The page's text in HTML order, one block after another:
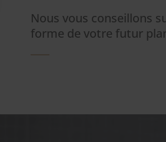
Nous vous conseillons
forme de votre futur